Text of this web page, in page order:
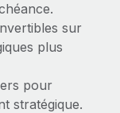
entreprises de
sur
plus
pour
stratégique.